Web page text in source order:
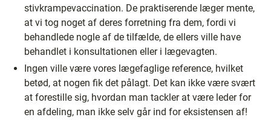
stivkrampevaccination. De praktiserende læger mente,
at vi tog noget af deres forretning fra dem, fordi vi
behandlede nogle af de tilfælde, de ellers ville have
behandlet i konsultationen eller i lægevagten.
Ingen ville være vores lægefaglige reference, hvilket
betød, at nogen fik det pålagt. Det kan ikke være svært
at forestille sig, hvordan man tackler at være leder for
en afdeling, man ikke selv går ind for eksistensen af!